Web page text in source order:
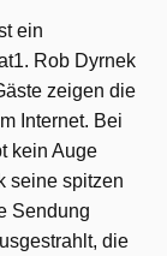
ein
Rob Dyrnek
zeigen die
Internet. Bei
kein Auge
seine spitzen
Sendung
die